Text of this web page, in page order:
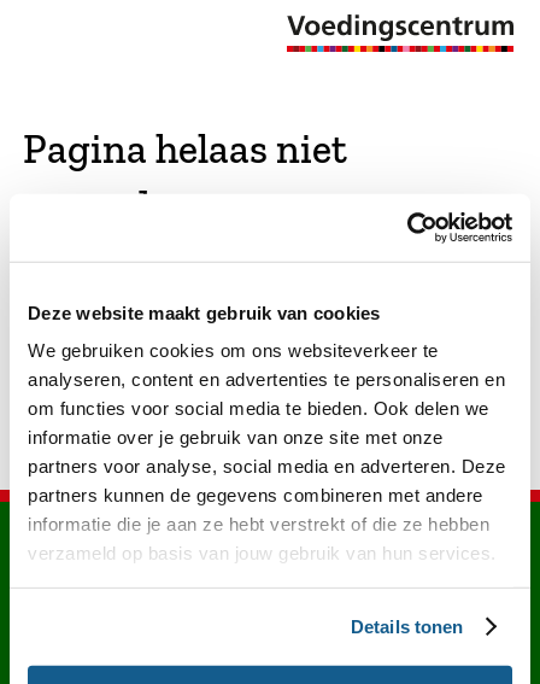
Deze website maakt gebruik van cookies
We gebruiken cookies om ons websiteverkeer te
analyseren, content en advertenties te personaliseren en
om functies voor social media te bieden. Ook delen we
informatie over je gebruik van onze site met onze
partners voor analyse, social media en adverteren. Deze
partners kunnen de gegevens combineren met andere
informatie die je aan ze hebt verstrekt of die ze hebben
verzameld op basis van jouw gebruik van hun services.
Details tonen
Pagina helaas niet
gevonden
hebben gekeken of er vergelijkbare pagina's
bestaan. Als dat zo is, dan zie je die hier.
Contact English Privacy
Cookies
Toegankelijkheid
Desktop site